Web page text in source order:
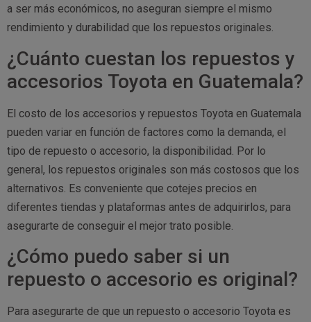
a ser más económicos, no aseguran siempre el mismo
rendimiento y durabilidad que los repuestos originales.
¿Cuánto cuestan los repuestos y
accesorios Toyota en Guatemala?
El costo de los accesorios y repuestos Toyota en Guatemala
pueden variar en función de factores como la demanda, el
tipo de repuesto o accesorio, la disponibilidad. Por lo
general, los repuestos originales son más costosos que los
alternativos. Es conveniente que cotejes precios en
diferentes tiendas y plataformas antes de adquirirlos, para
asegurarte de conseguir el mejor trato posible.
¿Cómo puedo saber si un
repuesto o accesorio es original?
Para asegurarte de que un repuesto o accesorio Toyota es